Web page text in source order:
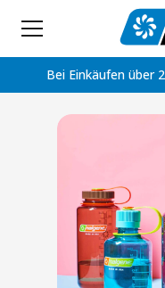
Bei Einkäufen über